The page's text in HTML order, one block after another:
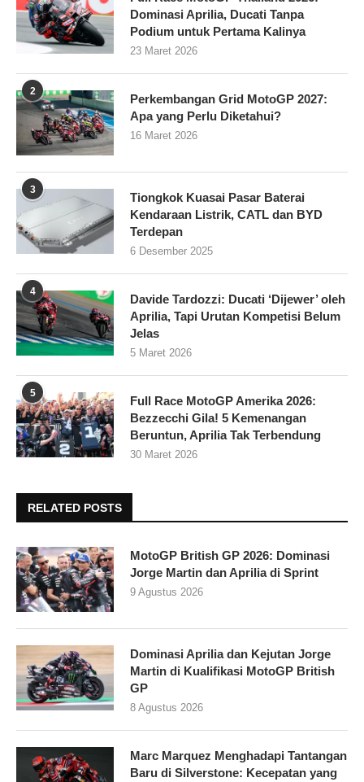
Dominasi Aprilia, Ducati Tanpa
Podium untuk Pertama Kalinya
23 Maret 2026
2
Perkembangan Grid MotoGP 2027:
Apa yang Perlu Diketahui?
16 Maret 2026
3
Tiongkok Kuasai Pasar Baterai
Kendaraan Listrik, CATL dan BYD
Terdepan
6 Desember 2025
4
Davide Tardozzi: Ducati ‘Dijewer’ oleh
Aprilia, Tapi Urutan Kompetisi Belum
Jelas
5 Maret 2026
5
Full Race MotoGP Amerika 2026:
Bezzecchi Gila! 5 Kemenangan
Beruntun, Aprilia Tak Terbendung
30 Maret 2026
RELATED POSTS
MotoGP British GP 2026: Dominasi
Jorge Martin dan Aprilia di Sprint
9 Agustus 2026
Dominasi Aprilia dan Kejutan Jorge
Martin di Kualifikasi MotoGP British
GP
8 Agustus 2026
Marc Marquez Menghadapi Tantangan
Baru di Silverstone: Kecepatan yang